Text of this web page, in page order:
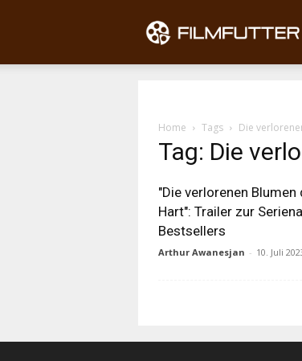
Home Tags Die
Tag: Die
"Die verlorenen Blumen
Hart": Trailer zur
Bestsellers
Arthur Awanesjan - 10. Juli